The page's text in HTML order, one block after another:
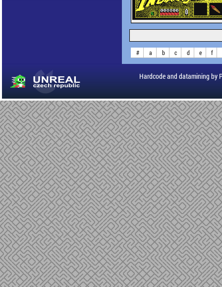
# a b c d e f
Hardcode and datamining by